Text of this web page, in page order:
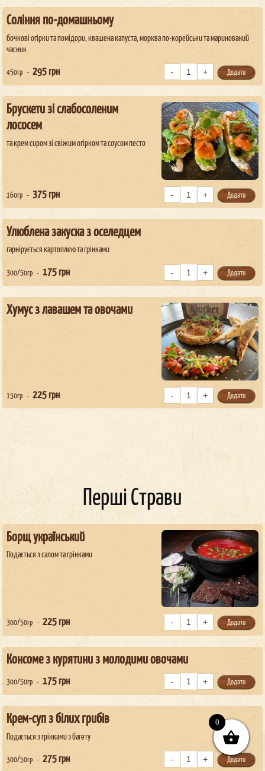
Соління по-домашньому
бочкові огірки та помідори, квашена капуста, морква по-корейськи та маринований
часник
450гр 295 грн Додати
Брускети зі слабосоленим
лососем
та крем сиром зі свіжим огірком та соусом песто
160гр 375 грн Додати
Улюблена закуска з оселедцем
гарнірується картоплею та грінками
300/50гр 175 грн Додати
Хумус з лавашем та овочами
150гр 225 грн Додати
Перші Страви
Борщ український
Подається з салом та грінками
300/50гр 225 грн Додати
Консоме з курятини з молодими овочами
300/50гр 175 грн Додати
Крем-суп з білих грибів
Подається з грінками з багету
300/50гр 275 грн Додати
0